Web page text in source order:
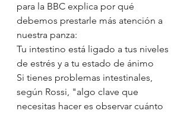
para la BBC explica por qué
debemos prestarle más atención a
nuestra panza:
Tu intestino está ligado a tus niveles
de estrés y a tu estado de ánimo
Si tienes problemas intestinales,
según Rossi, "algo clave que
necesitas hacer es observar cuánto